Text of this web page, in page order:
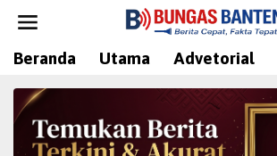
Beranda Utama Advetorial